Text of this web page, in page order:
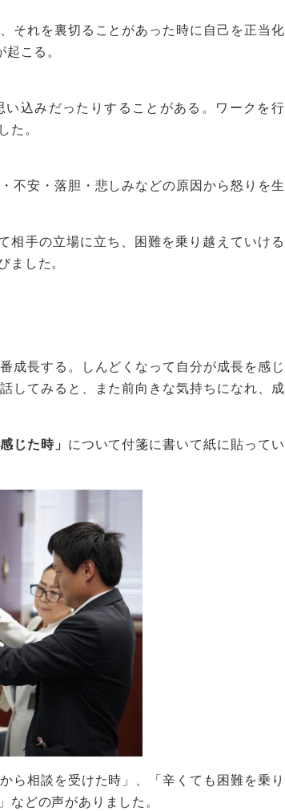
それを裏切ることがあった時に自己を正当化
こる。
込みだったりすることがある。ワークを行
た。
不安・落胆・悲しみなどの原因から怒りを生
相手の立場に立ち、困難を乗り越えていける
ました。
成長する。しんどくなって自分が成長を感じ
してみると、また前向きな気持ちになれ、成
じた時」 について付箋に書いて紙に貼ってい
ら相談を受けた時」、「辛くても困難を乗り
などの声がありました。